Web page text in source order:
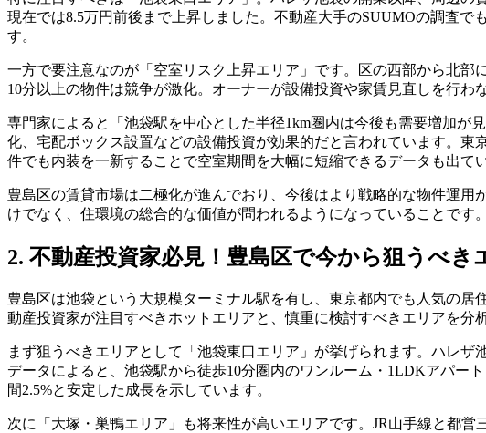
現在では8.5万円前後まで上昇しました。不動産大手のSUUMOの調査
す。
一方で要注意なのが「空室リスク上昇エリア」です。区の西部から北
10分以上の物件は競争が激化。オーナーが設備投資や家賃見直しを行わ
専門家によると「池袋駅を中心とした半径1km圏内は今後も需要増加が
化、宅配ボックス設置などの設備投資が効果的だと言われています。
件でも内装を一新することで空室期間を大幅に短縮できるデータも出てい
豊島区の賃貸市場は二極化が進んでおり、今後はより戦略的な物件運
けでなく、住環境の総合的な価値が問われるようになっていることです
2. 不動産投資家必見！豊島区で今から狙うべ
豊島区は池袋という大規模ターミナル駅を有し、東京都内でも人気の
動産投資家が注目すべきホットエリアと、慎重に検討すべきエリアを分
まず狙うべきエリアとして「池袋東口エリア」が挙げられます。ハレ
データによると、池袋駅から徒歩10分圏内のワンルーム・1LDKアパー
間2.5%と安定した成長を示しています。
次に「大塚・巣鴨エリア」も将来性が高いエリアです。JR山手線と都